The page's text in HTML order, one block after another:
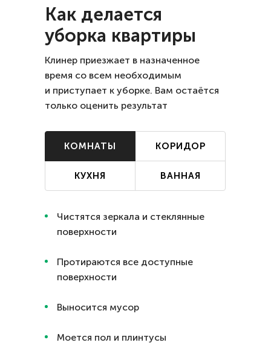
Как делается
уборка квартиры
Клинер приезжает в назначенное
время со всем необходимым
и приступает к уборке. Вам остаётся
только оценить результат
КОМНАТЫ КОРИДОР
КУХНЯ ВАННАЯ
Чистятся зеркала и стеклянные
поверхности
Протираются все доступные
поверхности
Выносится мусор
Моется пол и плинтусы